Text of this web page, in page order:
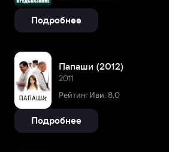
Подробнее
Папаши (2012)
2011
Рейтинг Иви: 8,0
Подробнее